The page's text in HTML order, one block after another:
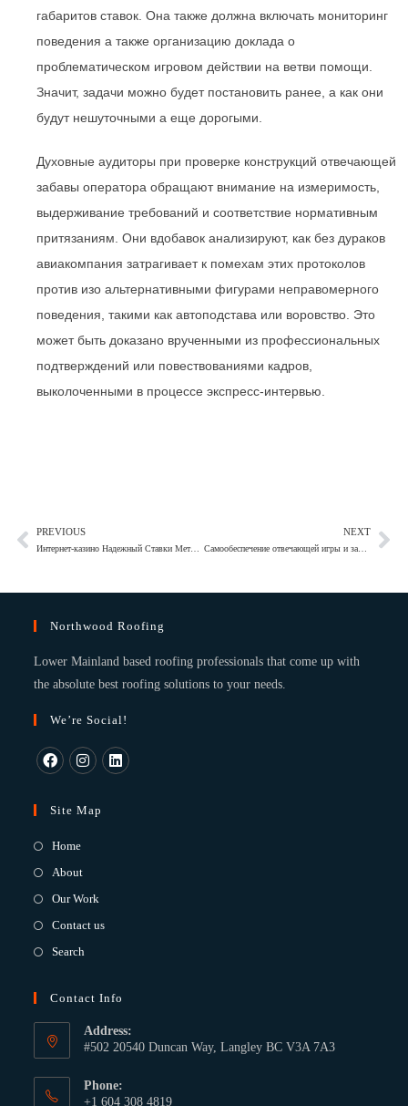
габаритов ставок. Она также должна включать мониторинг
поведения а также организацию доклада о
проблематическом игровом действии на ветви помощи.
Значит, задачи можно будет постановить ранее, а как они
будут нешуточными а еще дорогыми.
Духовные аудиторы при проверке конструкций отвечающей
забавы оператора обращают внимание на измеримость,
выдерживание требований и соответствие нормативным
притязаниям. Они вдобавок анализируют, как без дураков
авиакомпания затрагивает к помехам этих протоколов
против изо альтернативными фигурами неправомерного
поведения, такими как автоподстава или воровство. Это
может быть доказано врученными из профессиональных
подтверждений или повествованиями кадров,
выколоченными в процессе экспресс-интервью.
PREVIOUS
Интернет-казино Надежный Ставки Методы вдобавок встать Куш казино на путь Профессионал Законодательство Системы
NEXT
Самообеспечение отвечающей игры и законный надзор выше деятельностью Casino Flagman онлайн-игорный дом
Northwood Roofing
Lower Mainland based roofing professionals that come up with
the absolute best roofing solutions to your needs.
We’re Social!
Site Map
Home
About
Our Work
Contact us
Search
Contact Info
Address:
#502 20540 Duncan Way, Langley BC V3A 7A3
Phone:
+1 604 308 4819